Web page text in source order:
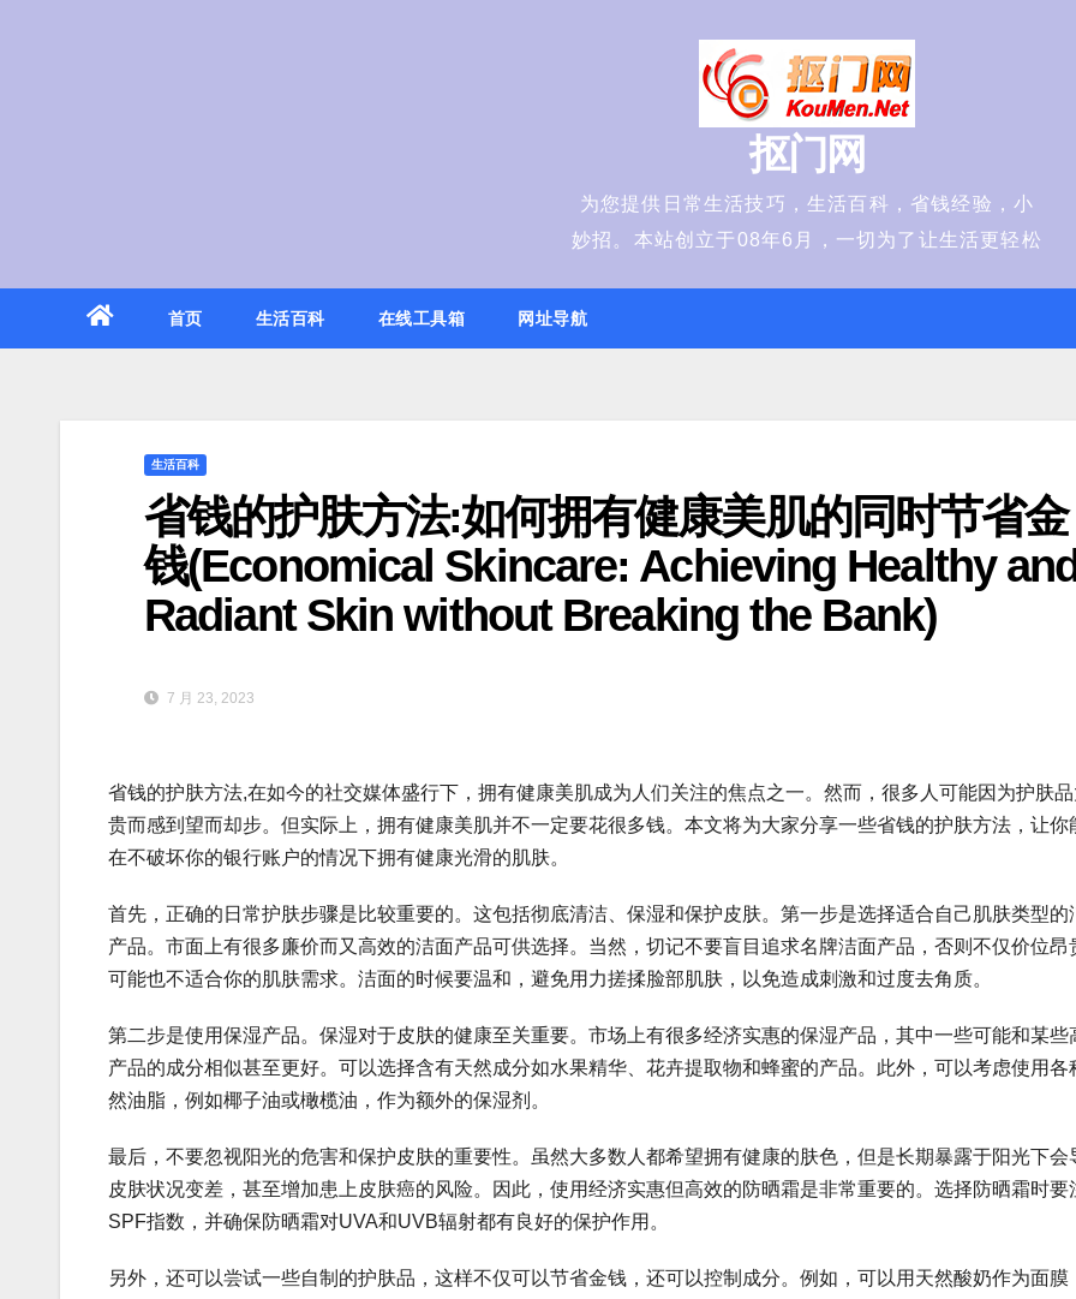
抠门网
为您提供日常生活技巧，生活百科，省钱经验，小
妙招。本站创立于08年6月，一切为了让生活更轻松
首页 生活百科 在线工具箱 网址导航
生活百科
省钱的护肤方法:如何拥有健康美肌的同时节省金
钱(Economical Skincare: Achieving Healthy
Radiant Skin without Breaking the Bank)
7 月 23, 2023
省钱的护肤方法,在如今的社交媒体盛行下，拥有健康美肌成为人们关注的焦点之一。然而，很多人可能因为护肤
贵而感到望而却步。但实际上，拥有健康美肌并不一定要花很多钱。本文将为大家分享一些省钱的护肤方法，让你
在不破坏你的银行账户的情况下拥有健康光滑的肌肤。
首先，正确的日常护肤步骤是比较重要的。这包括彻底清洁、保湿和保护皮肤。第一步是选择适合自己肌肤类型的
产品。市面上有很多廉价而又高效的洁面产品可供选择。当然，切记不要盲目追求名牌洁面产品，否则不仅价位昂
可能也不适合你的肌肤需求。洁面的时候要温和，避免用力搓揉脸部肌肤，以免造成刺激和过度去角质。
第二步是使用保湿产品。保湿对于皮肤的健康至关重要。市场上有很多经济实惠的保湿产品，其中一些可能和某些
产品的成分相似甚至更好。可以选择含有天然成分如水果精华、花卉提取物和蜂蜜的产品。此外，可以考虑使用各
然油脂，例如椰子油或橄榄油，作为额外的保湿剂。
最后，不要忽视阳光的危害和保护皮肤的重要性。虽然大多数人都希望拥有健康的肤色，但是长期暴露于阳光下会
皮肤状况变差，甚至增加患上皮肤癌的风险。因此，使用经济实惠但高效的防晒霜是非常重要的。选择防晒霜时要
SPF指数，并确保防晒霜对UVA和UVB辐射都有良好的保护作用。
另外，还可以尝试一些自制的护肤品，这样不仅可以节省金钱，还可以控制成分。例如，可以用天然酸奶作为面膜